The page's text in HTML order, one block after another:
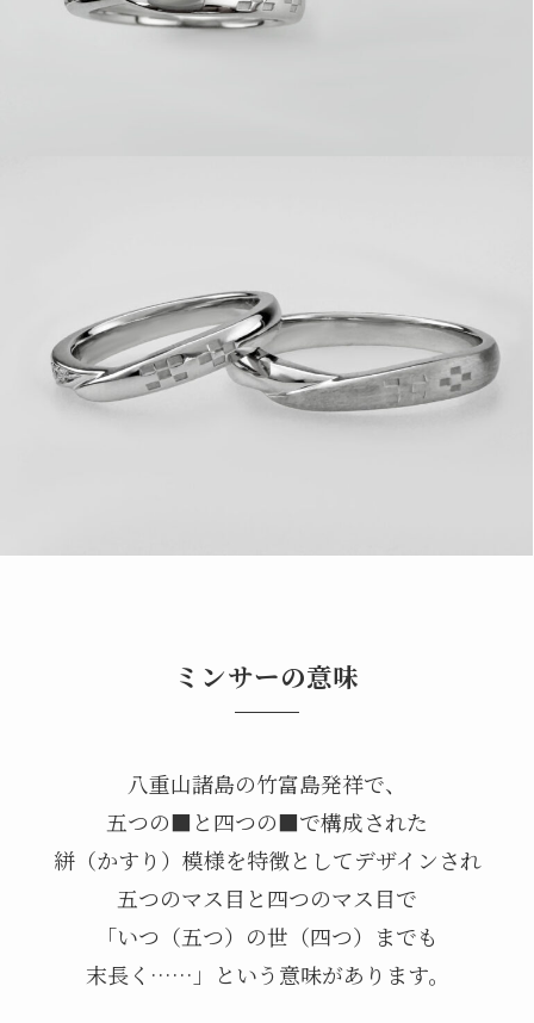
ミンサーの意味
八重山諸島の竹富島発祥で、
五つの■と四つの■で構成された
絣（かすり）模様を特徴としてデザインされ
五つのマス目と四つのマス目で
「いつ（五つ）の世（四つ）までも
末長く……」という意味があります。